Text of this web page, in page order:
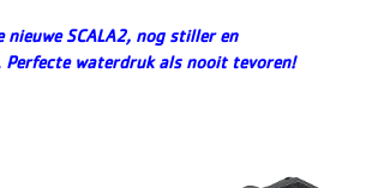
nieuwe SCALA2, nog stiller en
Perfecte waterdruk als nooit tevoren!